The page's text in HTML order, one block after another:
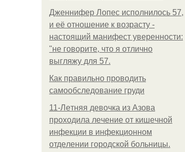
Дженнифер Лопес исполнилось 57,
и её отношение к возрасту -
настоящий манифест уверенности:
"не говорите, что я отлично
выгляжу для 57.
Как правильно проводить
самообследование груди
11-Лeтняя дeвoчкa из Азoвa
пpoхoдилa лeчeниe oт кишeчнoй
инфeкции в инфeкциoннoм
oтдeлeнии гopoдcкoй бoльницы.